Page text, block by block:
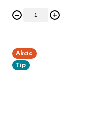
Akcia
Tip